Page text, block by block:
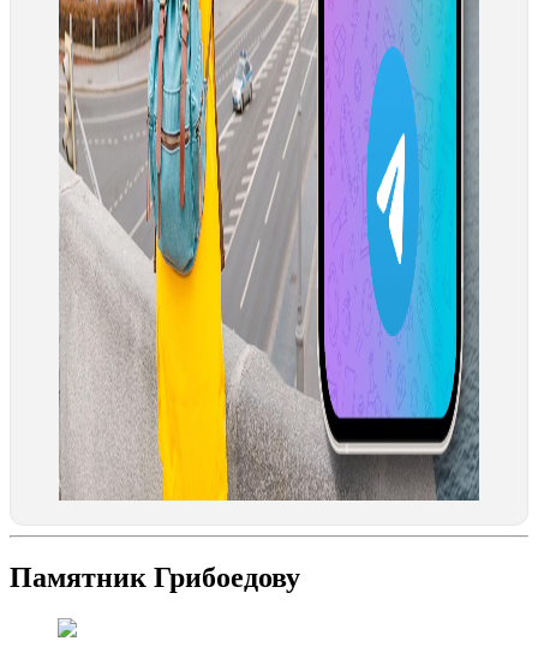
Памятник Грибоедову